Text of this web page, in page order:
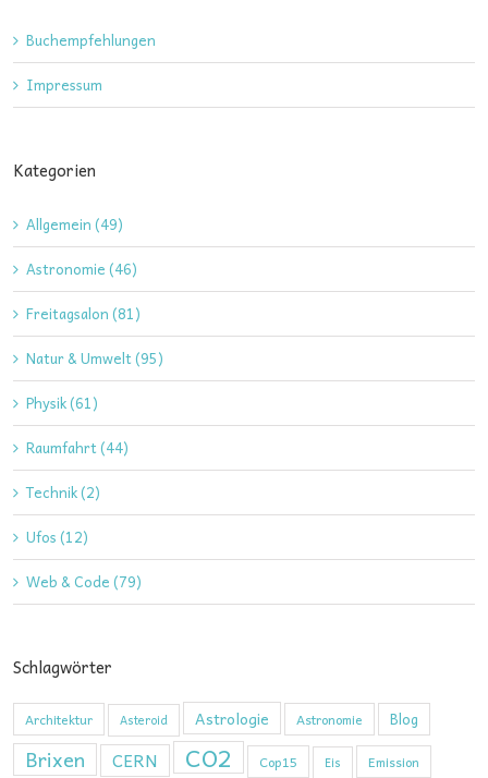
Buchempfehlungen
Impressum
Kategorien
Allgemein (49)
Astronomie (46)
Freitagsalon (81)
Natur & Umwelt (95)
Physik (61)
Raumfahrt (44)
Technik (2)
Ufos (12)
Web & Code (79)
Schlagwörter
Architektur Asteroid Astrologie Astronomie Blog
Brixen CERN CO2 Cop15 Eis
Emission